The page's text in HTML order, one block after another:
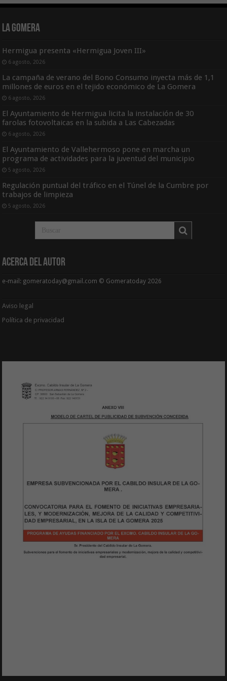
La Gomera
Hermigua presenta «Hermigua Joven III»
6 agosto, 2026
La campaña de verano del Bono Consumo inyecta más de 1,1
millones de euros en el tejido económico de La Gomera
6 agosto, 2026
El Ayuntamiento de Hermigua licita la instalación de 30
farolas fotovoltaicas en la subida a Las Cabezadas
6 agosto, 2026
El Ayuntamiento de Vallehermoso pone en marcha un
programa de actividades para la juventud del municipio
5 agosto, 2026
Regulación puntual del tráfico en el Túnel de la Cumbre por
trabajos de limpieza
5 agosto, 2026
Acerca del Autor
e-mail: gomeratoday@gmail.com © Gomeratoday 2026
Aviso legal
Política de privacidad